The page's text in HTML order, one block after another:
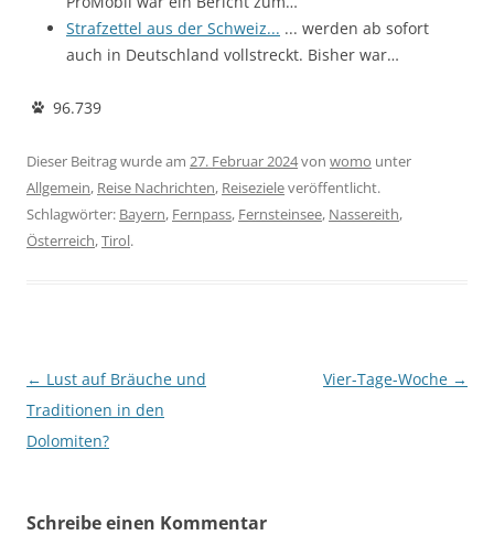
Strafzettel aus der Schweiz... ... werden ab sofort
auch in Deutschland vollstreckt. Bisher war…
96.739
Dieser Beitrag wurde am 27. Februar 2024von womo unter
Allgemein, Reise Nachrichten, Reisezieleveröffentlicht.
Schlagwörter: Bayern, Fernpass, Fernsteinsee, Nassereith,
Österreich,Tirol.
Beitragsnavigation
← Lust auf Bräuche und
Traditionen in den
Dolomiten?
Vier-Tage-Woche →
Schreibe einen Kommentar